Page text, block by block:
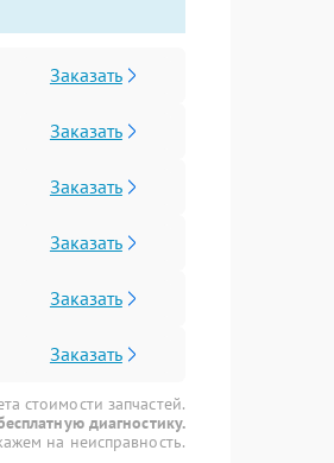
Заказать
Заказать
Заказать
Заказать
Заказать
Заказать
стоимости запчастей.
диагностику.
на неисправность.